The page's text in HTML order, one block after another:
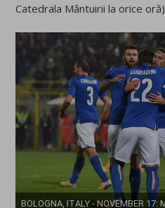
Catedrala Mântuirii la orice oră)